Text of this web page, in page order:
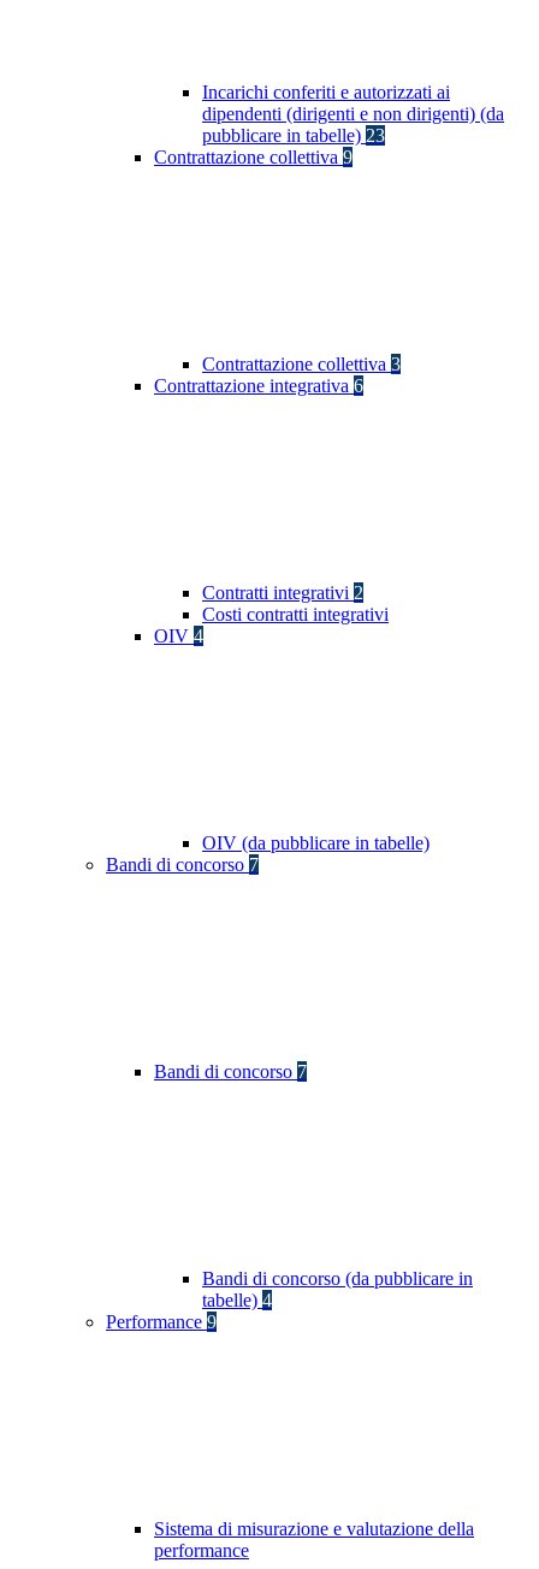
Incarichi conferiti e autorizzati ai
dipendenti (dirigenti e non dirigenti) (da
pubblicare in tabelle) 23
Contrattazione collettiva 9
Contrattazione collettiva 3
Contrattazione integrativa 6
Contratti integrativi 2
Costi contratti integrativi
OIV 4
OIV (da pubblicare in tabelle)
Bandi di concorso 7
Bandi di concorso 7
Bandi di concorso (da pubblicare in
tabelle) 4
Performance 9
Sistema di misurazione e valutazione della
performance